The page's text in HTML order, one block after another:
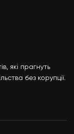
які прагнуть
без корупції.